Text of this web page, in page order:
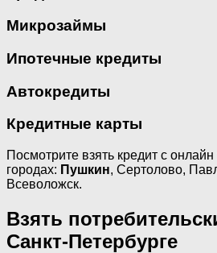
Микрозаймы
Ипотечные кредиты
Автокредиты
Кредитные карты
Посмотрите взять кредит с
городах: Пушкин, Сертолово,
Всеволожск.
Взять
Санкт-Петербурге